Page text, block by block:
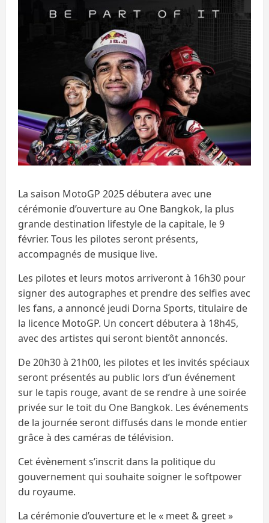
La saison MotoGP 2025 débutera avec une
cérémonie d’ouverture au One Bangkok, la plus
grande destination lifestyle de la capitale, le 9
février. Tous les pilotes seront présents,
accompagnés de musique live.
Les pilotes et leurs motos arriveront à 16h30 pour
signer des autographes et prendre des selfies avec
les fans, a annoncé jeudi Dorna Sports, titulaire de
la licence MotoGP. Un concert débutera à 18h45,
avec des artistes qui seront bientôt annoncés.
De 20h30 à 21h00, les pilotes et les invités spéciaux
seront présentés au public lors d’un événement
sur le tapis rouge, avant de se rendre à une soirée
privée sur le toit du One Bangkok. Les événements
de la journée seront diffusés dans le monde entier
grâce à des caméras de télévision.
Cet évènement s’inscrit dans la politique du
gouvernement qui souhaite soigner le softpower
du royaume.
La cérémonie d’ouverture et le « meet & greet »